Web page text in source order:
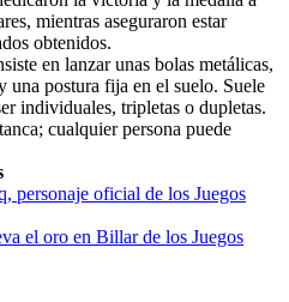
mientras aseguraron estar
obtenidos.
en lanzar unas bolas metálicas,
una postura fija en el suelo. Suele
individuales, tripletas o dupletas.
cualquier persona puede
personaje oficial de los Juegos
el oro en Billar de los Juegos